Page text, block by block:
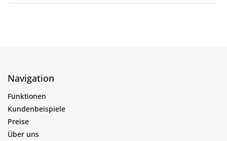
Navigation
Funktionen
Kundenbeispiele
Preise
Über uns